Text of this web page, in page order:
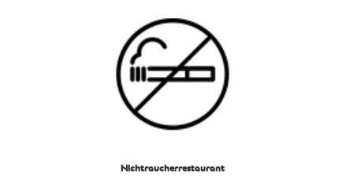
Nichtraucherrestaurant